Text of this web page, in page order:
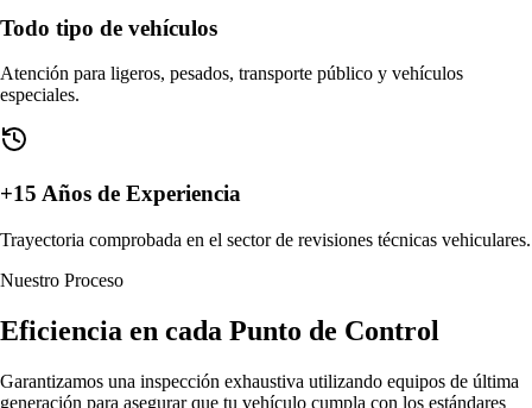
Todo tipo de vehículos
Atención para ligeros, pesados, transporte público y vehículos
especiales.
+15 Años de Experiencia
Trayectoria comprobada en el sector de revisiones técnicas vehiculares.
Nuestro Proceso
Eficiencia en cada Punto de Control
Garantizamos una inspección exhaustiva utilizando equipos de última
generación para asegurar que tu vehículo cumpla con los estándares